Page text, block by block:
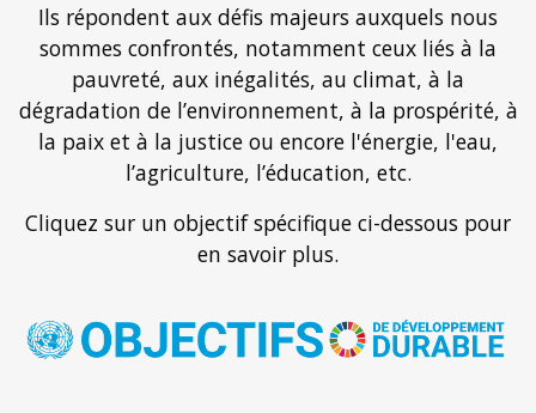
Ils répondent aux défis majeurs auxquels nous
sommes confrontés, notamment ceux liés à la
pauvreté, aux inégalités, au climat, à la
dégradation de l’environnement, à la prospérité, à
la paix et à la justice ou encore l'énergie, l'eau,
l’agriculture, l’éducation, etc.
Cliquez sur un objectif spécifique ci-dessous pour
en savoir plus.